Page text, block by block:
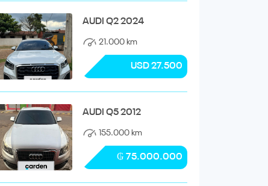
AUDI Q2 2024
21.000 km
USD 27.500
AUDI Q5 2012
155.000 km
₲ 75.000.000